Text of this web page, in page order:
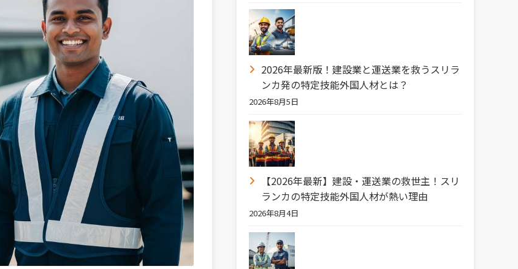
2026年最新版！建設業と運送業を救うスリラ
ンカ発の特定技能外国人材とは？
2026年8月5日
【2026年最新】建設・運送業の救世主！スリ
ランカの特定技能外国人材が熱い理由
2026年8月4日